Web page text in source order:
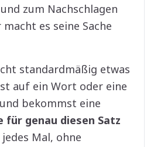
zum Nachschlagen
es seine Sache
standardmäßig etwas
auf ein Wort oder eine
bekommst eine
für genau diesen Satz
jedes Mal, ohne